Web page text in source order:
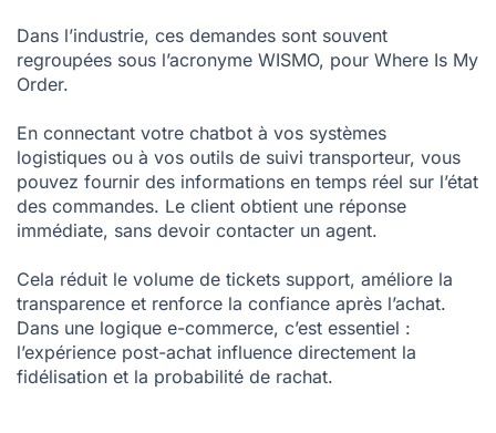
Dans l’industrie, ces demandes sont souvent
regroupées sous l’acronyme WISMO, pour Where Is My
Order.
En connectant votre chatbot à vos systèmes
logistiques ou à vos outils de suivi transporteur, vous
pouvez fournir des informations en temps réel sur l’état
des commandes. Le client obtient une réponse
immédiate, sans devoir contacter un agent.
Cela réduit le volume de tickets support, améliore la
transparence et renforce la confiance après l’achat.
Dans une logique e-commerce, c’est essentiel :
l’expérience post-achat influence directement la
fidélisation et la probabilité de rachat.